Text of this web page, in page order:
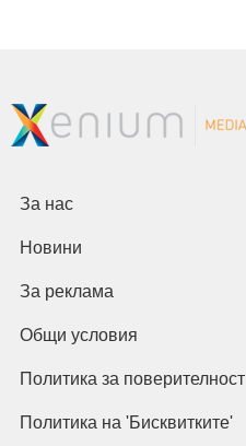
За нас
Новини
За реклама
Общи условия
Политика за поверителност
Политика на 'Бисквитките'